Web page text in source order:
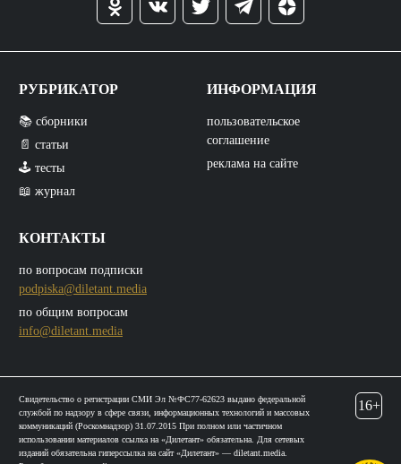
РУБРИКАТОР
📚 сборники
📄 статьи
🕹️ тесты
📖 журнал
КОНТАКТЫ
по вопросам подписки
podpiska@diletant.media
по общим вопросам
info@diletant.media
ИНФОРМАЦИЯ
пользовательское
соглашение
реклама на сайте
Свидетельство о регистрации СМИ Эл №ФС77-62623 выдано федеральной
службой по надзору в сфере связи, информационных технологий и массовых
коммуникаций (Роскомнадзор) 31.07.2015 При полном или частичном
использовании материалов ссылка на «Дилетант» обязательна. Для сетевых
изданий обязательна гиперссылка на сайт «Дилетант» — diletant.media.
16+